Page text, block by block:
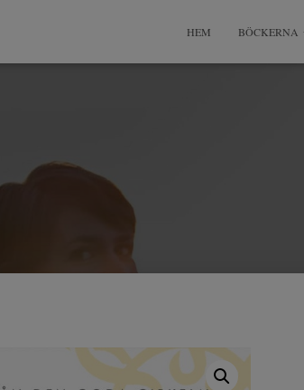
HEM BÖCKERNA